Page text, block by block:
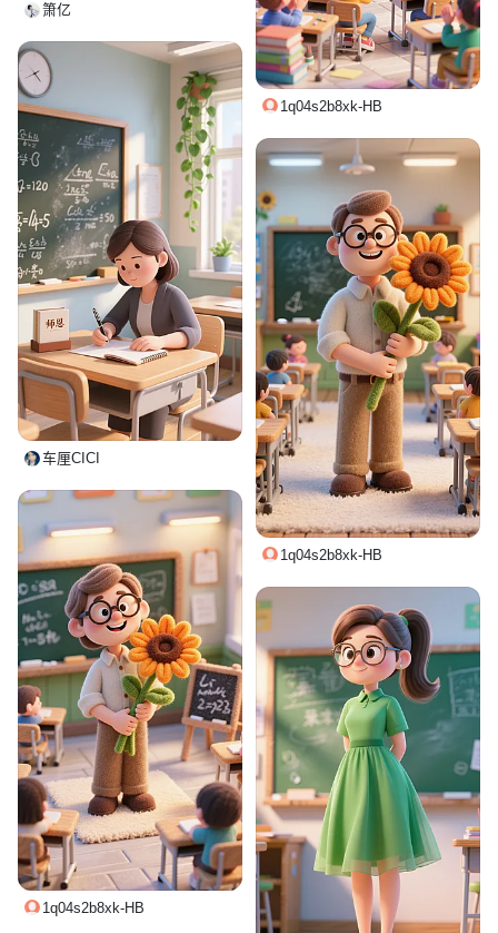
箫亿
1q04s2b8xk-HB
车厘CICI
1q04s2b8xk-HB
1q04s2b8xk-HB